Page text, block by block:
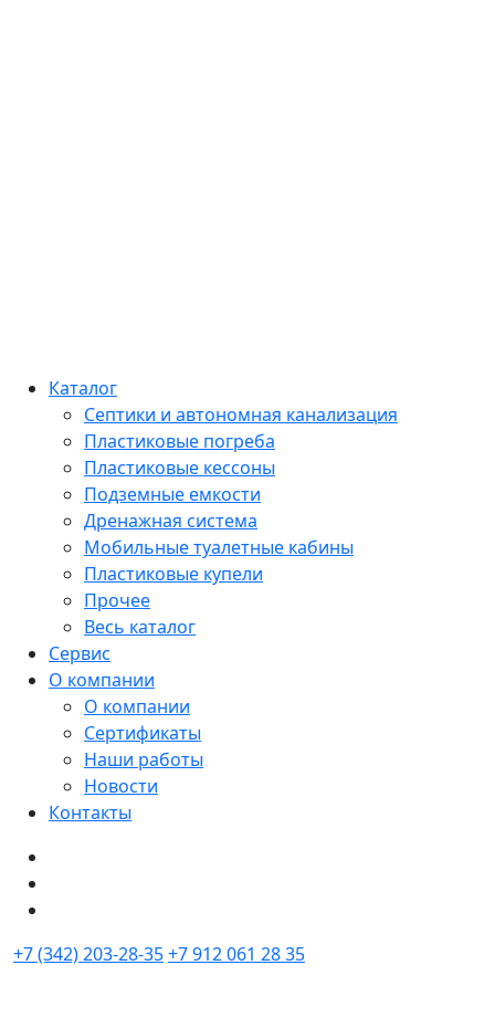
Каталог
Септики и автономная канализация
Пластиковые погреба
Пластиковые кессоны
Подземные емкости
Дренажная система
Мобильные туалетные кабины
Пластиковые купели
Прочее
Весь каталог
Сервис
О компании
О компании
Сертификаты
Наши работы
Новости
Контакты
+7 (342) 203-28-35+7 912 061 28 35